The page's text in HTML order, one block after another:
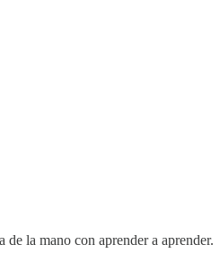
de la mano con aprender a aprender.